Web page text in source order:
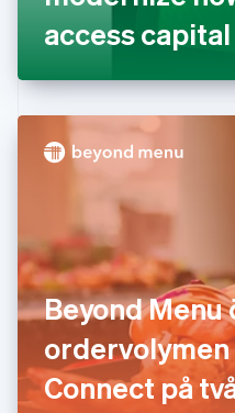
access capital
Beyond Menu
Connect på
Hongkong SAR, Kina
English简体中文
Indien
Irland
English
ItalianoEnglish
English
Kanada
EnglishFrançais
Kroatien
EnglishItaliano
Lettland
Liechtenstein
DeutschEnglish
Litauen